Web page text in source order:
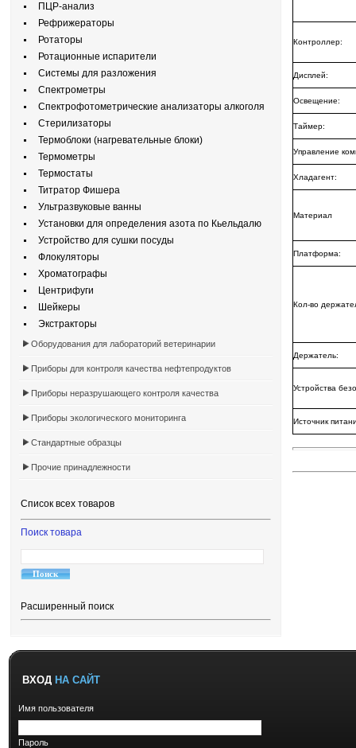
ПЦР-анализ
Рефрижераторы
Ротаторы
Ротационные испарители
Системы для разложения
Спектрометры
Спектрофотометрические анализаторы алкоголя
Стерилизаторы
Термоблоки (нагревательные блоки)
Термометры
Термостаты
Титратор Фишера
Ультразвуковые ванны
Установки для определения азота по Кьельдалю
Устройство для сушки посуды
Флокуляторы
Хроматографы
Центрифуги
Шейкеры
Экстракторы
Оборудования для лабораторий ветеринарии
Приборы для контроля качества нефтепродуктов
Приборы неразрушающего контроля качества
Приборы экологического мониторинга
Стандартные образцы
Прочие принадлежности
Список всех товаров
Поиск товара
Расширенный поиск
Контроллер:
Дисплей:
Освещение:
Таймер:
Управление
Хладагент:
Материал
Платформа:
Кол-во
Держатель:
Устройства
Источник
ВХОД НА САЙТ
Имя пользователя
Пароль